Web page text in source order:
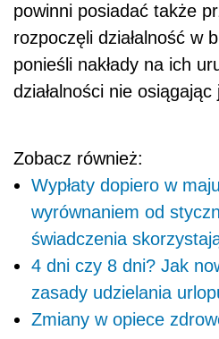
powinni posiadać także
rozpoczęli działalność w
ponieśli nakłady na ich
działalności nie
Zobacz również:
Wypłaty dopiero w
wyrównaniem od
świadczenia
4 dni czy 8 dni? Jak
zasady udzielania
Zmiany w opiece